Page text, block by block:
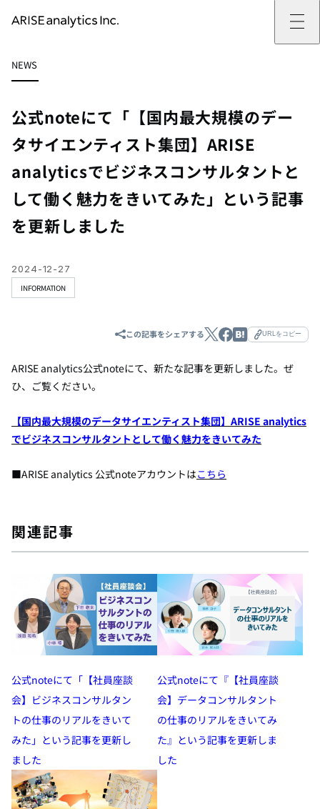
ARISE analyticsとはトップ
ミッション・バリュー
働きがいのある会社づくり
サービス
提供サービストップ
カスタマーサポート改革
ドローン・ビジネス活用
データ・AI人材育成支援
実績
データドリブン改革の推進支援
新規事業の立ち上げ支援
データ分析基盤の構築・活用支援
企業情報
企業情報トップ
会社概要
CEOメッセージ
サステナビリティ
お問い合わせ
ニュース
ニューストップ
インフォメーション
プレスリリース
イベント
技術情報
技術情報トップ
TECH BLOG
PAPER
OTHERS
採用
採用トップ
新卒採用
中途採用
成長支援
数字で見るARISE analytics
NEWS
公式noteにて「【国内最大規模のデー
タサイエンティスト集団】ARISE
analyticsでビジネスコンサルタントと
して働く魅力をきいてみた」という記事
を更新しました
INFORMATION
2024-12-27
この記事をシェアする URLをコピー
ARISE analytics公式noteにて、新たな記事を更新しました。ぜ
ひ、ご覧ください。
【国内最大規模のデータサイエンティスト集団】ARISE analytics
でビジネスコンサルタントとして働く魅力をきいてみた
■ARISE analytics 公式noteアカウントはこちら
関連記事
公式noteにて「【社員座談
会】ビジネスコンサルタン
トの仕事のリアルをきいて
みた」という記事を更新し
ました
公式noteにて『【社員座談
会】データコンサルタント
の仕事のリアルをきいてみ
た』という記事を更新しま
した